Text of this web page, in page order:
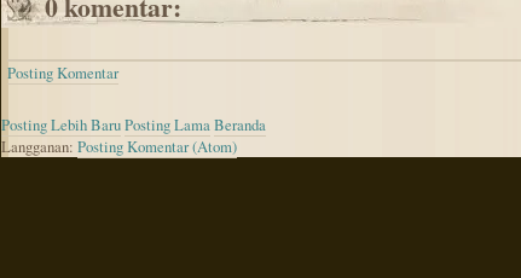
Posting Komentar
Posting Lebih BaruPosting LamaBeranda
Langganan: Posting Komentar (Atom)